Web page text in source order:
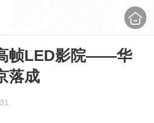
帧LED影院——华
落成